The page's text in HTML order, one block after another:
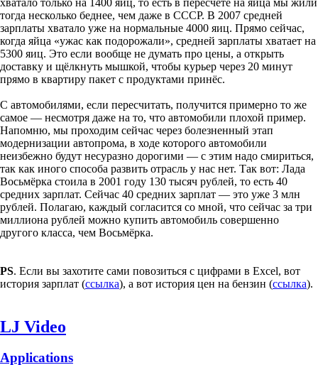
тогда несколько беднее, чем даже в СССР. В 2007 средней
зарплаты хватало уже на нормальные 4000 яиц. Прямо сейчас,
когда яйца «ужас как подорожали», средней зарплаты хватает на
5300 яиц. Это если вообще не думать про цены, а открыть
доставку и щёлкнуть мышкой, чтобы курьер через 20 минут
прямо в квартиру пакет с продуктами принёс.
С автомобилями, если пересчитать, получится примерно то же
самое — несмотря даже на то, что автомобили плохой пример.
Напомню, мы проходим сейчас через болезненный этап
модернизации автопрома, в ходе которого автомобили
неизбежно будут несуразно дорогими — с этим надо смириться,
так как иного способа развить отрасль у нас нет. Так вот: Лада
Восьмёрка стоила в 2001 году 130 тысяч рублей, то есть 40
средних зарплат. Сейчас 40 средних зарплат — это уже 3 млн
рублей. Полагаю, каждый согласится со мной, что сейчас за три
миллиона рублей можно купить автомобиль совершенно
другого класса, чем Восьмёрка.
PS. Если вы захотите сами повозиться с цифрами в Excel, вот
история зарплат (ссылка), а вот история цен на бензин (ссылка).
LJ Video
Applications